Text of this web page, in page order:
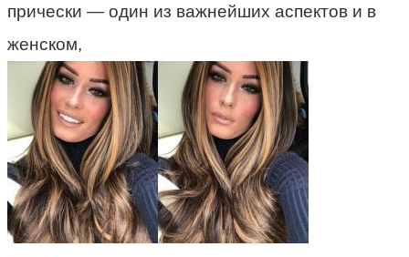
прически — один из важнейших аспектов и в
женском,